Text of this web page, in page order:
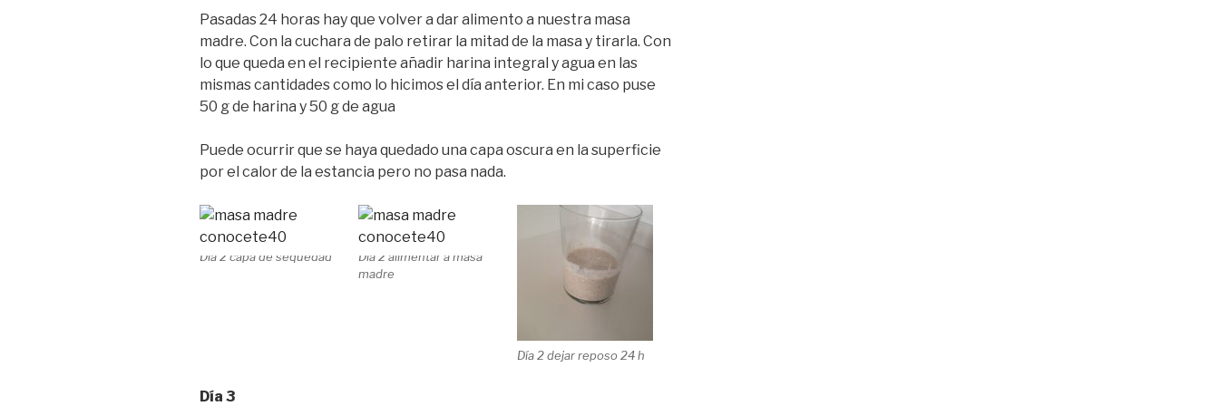
Pasadas 24 horas hay que volver a dar alimento a nuestra masa
madre. Con la cuchara de palo retirar la mitad de la masa y tirarla. Con
lo que queda en el recipiente añadir harina integral y agua en las
mismas cantidades como lo hicimos el día anterior. En mi caso puse
50 g de harina y 50 g de agua
Puede ocurrir que se haya quedado una capa oscura en la superficie
por el calor de la estancia pero no pasa nada.
Día 2 capa de sequedad
Día 2 alimentar a masa
madre
Día 2 dejar reposo 24 h
Día 3